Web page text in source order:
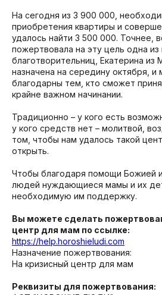
На сегодня из 3 900 000,
приобретения квартиры и
удалось найти 3 500 000. Точнее,
пожертвовала на эту цель одна
благотворительниц, Екатерина из
назначена на середину октября,
благодарны тем, кто сможет
крайне важном начинании.
Традиционно – у кого есть
у кого средств нет – молитвой,
том, чтобы нам удалось такой
открыть.
Чтобы благодаря помощи Божией
людей нуждающиеся мамы и их
необходимую им поддержку.
Вы можете сделать
центр для мам по ссылке:
https://help.horoshieludi.com
Назначение пожертвования:
На кризисный центр для мам
Реквизиты для пожертвования: